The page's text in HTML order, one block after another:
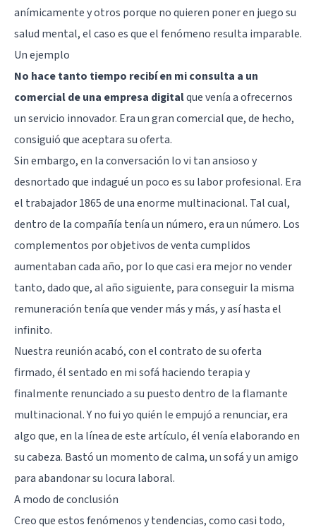
anímicamente y otros porque no quieren poner en juego su
salud mental, el caso es que el fenómeno resulta imparable.
Un ejemplo
No hace tanto tiempo recibí en mi consulta a un
comercial de una empresa digitalque venía a ofrecernos
un servicio innovador. Era un gran comercial que, de hecho,
consiguió que aceptara su oferta.
Sin embargo, en la conversación lo vi tan ansioso y
desnortado que indagué un poco es su labor profesional. Era
el trabajador 1865 de una enorme multinacional. Tal cual,
dentro de la compañía tenía un número, era un número. Los
complementos por objetivos de venta cumplidos
aumentaban cada año, por lo que casi era mejor no vender
tanto, dado que, al año siguiente, para conseguir la misma
remuneración tenía que vender más y más, y así hasta el
infinito.
Nuestra reunión acabó, con el contrato de su oferta
firmado, él sentado en mi sofá haciendo terapia y
finalmente renunciado a su puesto dentro de la flamante
multinacional. Y no fui yo quién le empujó a renunciar, era
algo que, en la línea de este artículo, él venía elaborando en
su cabeza. Bastó un momento de calma, un sofá y un amigo
para abandonar su locura laboral.
A modo de conclusión
Creo que estos fenómenos y tendencias, como casi todo,